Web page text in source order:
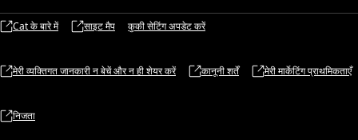
Cat के बारे में साइट मैप कुकी सेटिंग अपडेट करें
मेरी व्यक्तिगत जानकारी न बेचें और न ही शेयर करें कानूनी शर्तें मेरी मार्केटिंग प्राथमिकताएँ
निजता